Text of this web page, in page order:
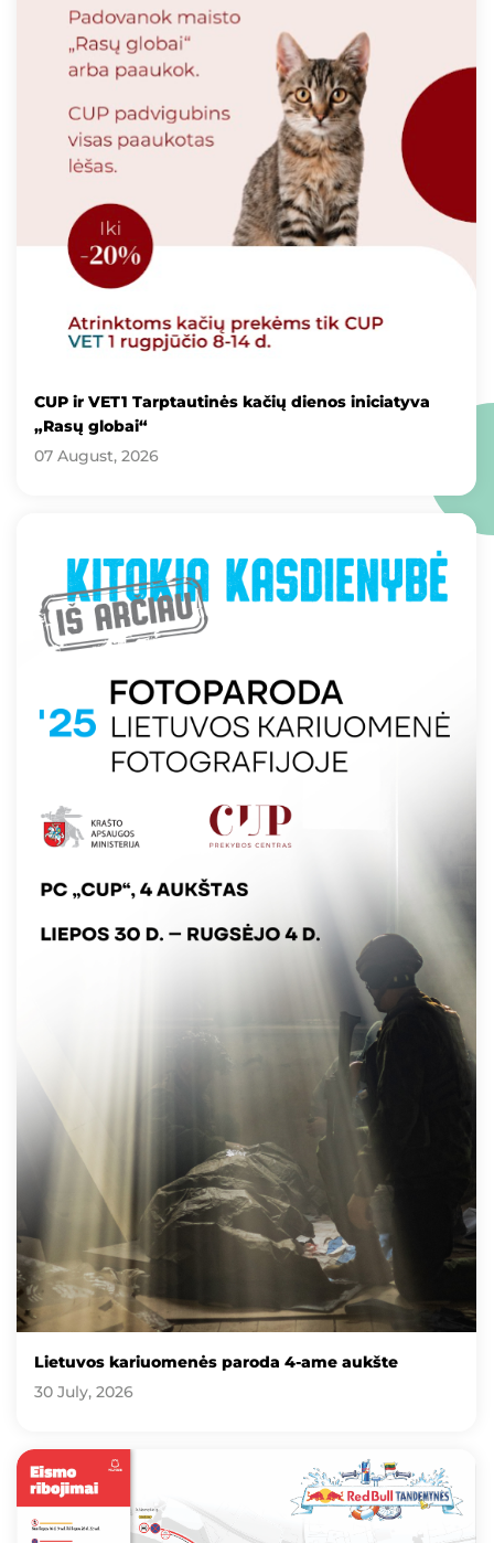
CUP ir VET1 Tarptautinės kačių dienos iniciatyva
„Rasų globai“
07 August, 2026
Lietuvos kariuomenės paroda 4-ame aukšte
30 July, 2026